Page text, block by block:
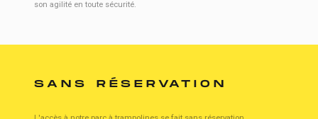
son agilité en toute sécurité.
SANS RÉSERVATION